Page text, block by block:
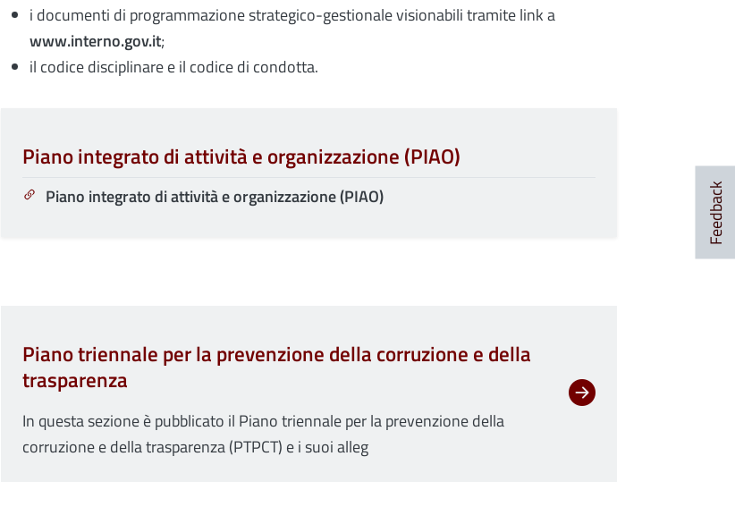
i documenti di programmazione strategico-gestionale visionabili tramite link a
www.interno.gov.it;
il codice disciplinare e il codice di condotta.
Piano integrato di attività e organizzazione (PIAO)
Piano integrato di attività e organizzazione (PIAO)
Piano triennale per la prevenzione della corruzione e della
trasparenza
In questa sezione è pubblicato il Piano triennale per la prevenzione della
corruzione e della trasparenza (PTPCT) e i suoi alleg
Feedback